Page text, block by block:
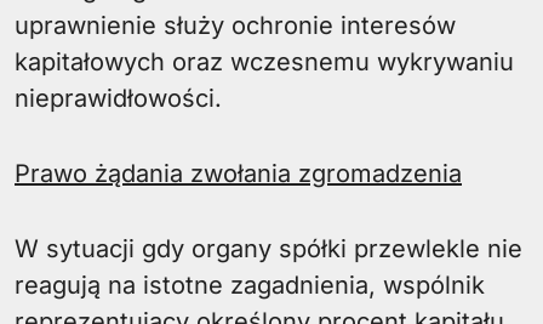
uprawnienie służy ochronie interesów
kapitałowych oraz wczesnemu wykrywaniu
nieprawidłowości.
Prawo żądania zwołania zgromadzenia
W sytuacji gdy organy spółki przewlekle nie
reagują na istotne zagadnienia, wspólnik